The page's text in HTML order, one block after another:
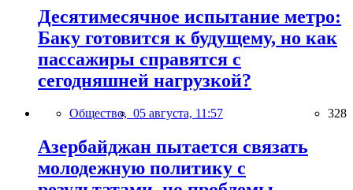
Десятимесячное испытание метро:
Баку готовится к будущему, но как
пассажиры справятся с
сегодняшней нагрузкой?
Общество, 05 августа, 11:57 328
Азербайджан пытается связать
молодежную политику с